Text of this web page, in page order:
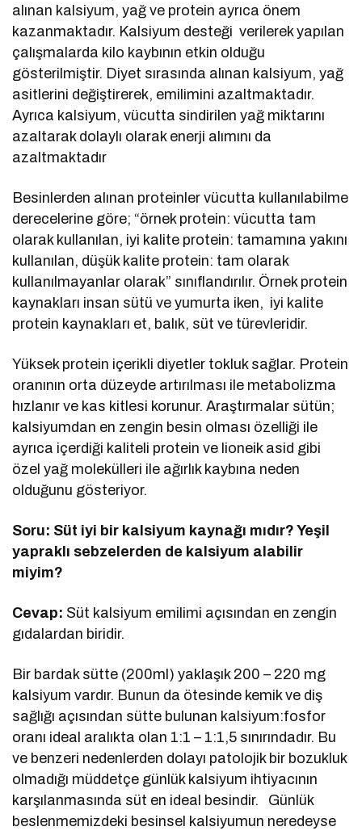
alınan kalsiyum, yağ ve protein ayrıca önem
kazanmaktadır. Kalsiyum desteği verilerek yapılan
çalışmalarda kilo kaybının etkin olduğu
gösterilmiştir. Diyet sırasında alınan kalsiyum, yağ
asitlerini değiştirerek, emilimini azaltmaktadır.
Ayrıca kalsiyum, vücutta sindirilen yağ miktarını
azaltarak dolaylı olarak enerji alımını da
azaltmaktadır
Besinlerden alınan proteinler vücutta kullanılabilme
derecelerine göre; “örnek protein: vücutta tam
olarak kullanılan, iyi kalite protein: tamamına yakını
kullanılan, düşük kalite protein: tam olarak
kullanılmayanlar olarak” sınıflandırılır. Örnek protein
kaynakları insan sütü ve yumurta iken, iyi kalite
protein kaynakları et, balık, süt ve türevleridir.
Yüksek protein içerikli diyetler tokluk sağlar. Protein
oranının orta düzeyde artırılması ile metabolizma
hızlanır ve kas kitlesi korunur. Araştırmalar sütün;
kalsiyumdan en zengin besin olması özelliği ile
ayrıca içerdiği kaliteli protein ve lioneik asid gibi
özel yağ molekülleri ile ağırlık kaybına neden
olduğunu gösteriyor.
Soru: Süt iyi bir kalsiyum kaynağı mıdır? Yeşil
yapraklı sebzelerden de kalsiyum alabilir
miyim?
Cevap: Süt kalsiyum emilimi açısından en zengin
gıdalardan biridir.
Bir bardak sütte (200ml) yaklaşık 200 – 220 mg
kalsiyum vardır. Bunun da ötesinde kemik ve diş
sağlığı açısından sütte bulunan kalsiyum:fosfor
oranı ideal aralıkta olan 1:1 – 1:1,5 sınırındadır. Bu
ve benzeri nedenlerden dolayı patolojik bir bozukluk
olmadığı müddetçe günlük kalsiyum ihtiyacının
karşılanmasında süt en ideal besindir. Günlük
beslenmemizdeki besinsel kalsiyumun neredeyse